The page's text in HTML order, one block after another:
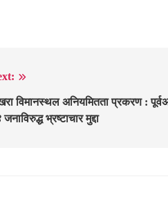
विमानस्थल अनियमितता प्रकरण :
भ्रष्टाचार मुद्दा